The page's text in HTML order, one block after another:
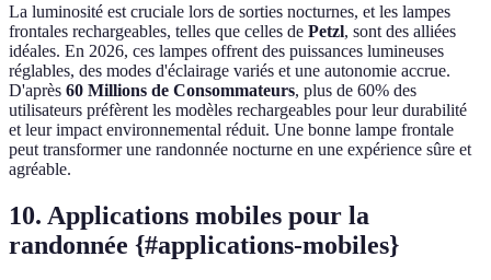
La luminosité est cruciale lors de sorties nocturnes, et les lampes
frontales rechargeables, telles que celles de Petzl, sont des alliées
idéales. En 2026, ces lampes offrent des puissances lumineuses
réglables, des modes d'éclairage variés et une autonomie accrue.
D'après 60 Millions de Consommateurs, plus de 60% des
utilisateurs préfèrent les modèles rechargeables pour leur durabilité
et leur impact environnemental réduit. Une bonne lampe frontale
peut transformer une randonnée nocturne en une expérience sûre et
agréable.
10. Applications mobiles pour la
randonnée {#applications-mobiles}